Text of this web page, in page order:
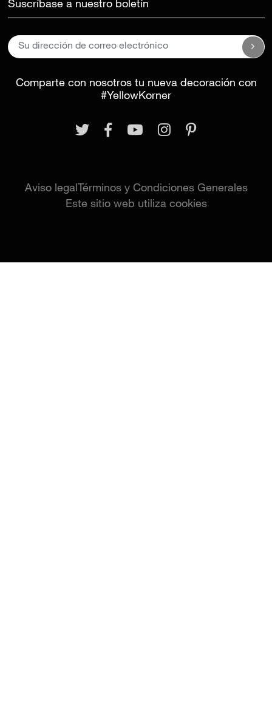
Suscríbase a nuestro boletín
Comparte con nosotros tu nueva decoración con
#YellowKorner
Aviso legal Términos y Condiciones Generales
Este sitio web utiliza cookies